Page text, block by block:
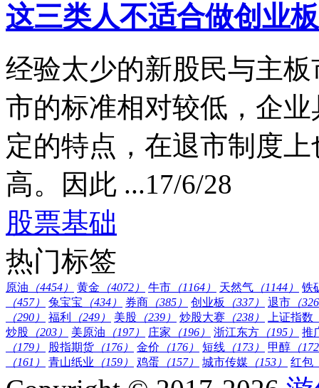
这三类人不适合做创业板
经验太少的新股民与主
市的标准相对较低，企
定的特点，在退市制度
高。因此 ...17/6/28
股票基础
热门标签
原油 （4454） 黄金 （4072） 牛市 （1164） 天然气 （1144）
铁
（457）
兔宝宝 （434） 券商 （385） 创业板 （337） 退市 （
（290）
福利 （249） 美股 （239） 炒股大赛 （238） 上证指数
炒股 （203） 美原油 （197） 庄家 （196） 浙江东方 （195）
推
（179）
股指期货 （176） 金价 （176） 短线 （173） 甲醇 （
（161）
青山纸业 （159） 鸡蛋 （157） 城市传媒 （153） 红包